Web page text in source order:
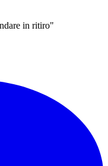
in ritiro"